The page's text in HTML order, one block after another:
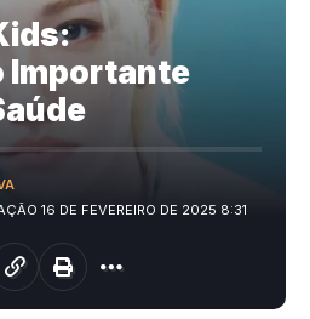
Importante
16 DE FEVEREIRO DE 2025 8:31